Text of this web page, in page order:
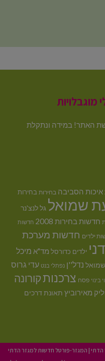
האתר! במידה ונתקלת
איכות הסביבה בחירות בחירות
שמואל גל לנצ'נר
חדשות בחירות 2008 חדשות
ילדים חדשות מערכת
ילדים כדורסל מד"א מיכל
נדל''ן נפתלי בנט עדי גרוס
בינוי פסח צרכנותקורונה
מאירוביץ תאונת דרכים
הדתי | המגזר-פורטל חדשות למגזר הדתי